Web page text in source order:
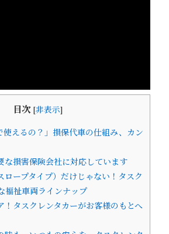
目次 [非表示]
使えるの？」損保代車の仕組み、カン
な損害保険会社に対応しています
ロープタイプ）だけじゃない！タスク
福祉車両ラインナップ
！タスクレンタカーがお客様のもとへ